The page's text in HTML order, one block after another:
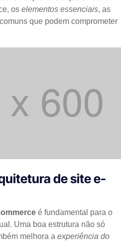
os elementos essenciais, as
que podem comprometer
de site e-
é fundamental para o
Uma boa estrutura não só
melhora a experiência do